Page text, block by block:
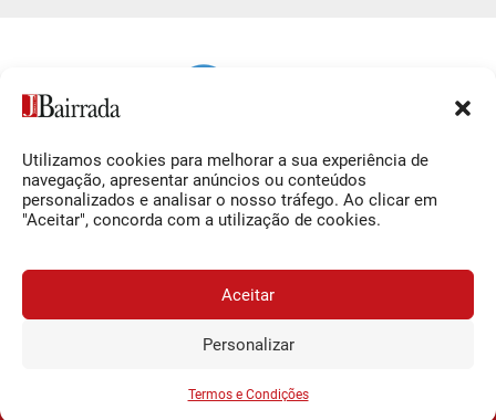
Utilizamos cookies para melhorar a sua experiência de
navegação, apresentar anúncios ou conteúdos
personalizados e analisar o nosso tráfego. Ao clicar em
"Aceitar", concorda com a utilização de cookies.
Aceitar
Personalizar
Termos e Condições
0,34€/semana
Siga-nos
Facebook
O Jornal da Bairrada
Contactos
Termos e Condições
© 2026 Jornal da Bairrada